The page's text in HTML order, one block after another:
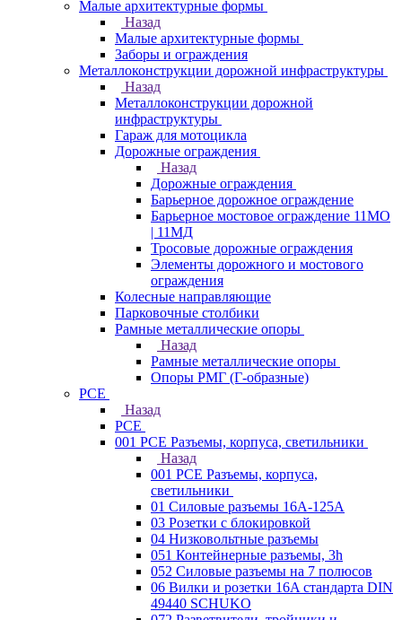
Малые архитектурные формы
Назад
Малые архитектурные формы
Заборы и ограждения
Металлоконструкции дорожной инфраструктуры
Назад
Металлоконструкции дорожной
инфраструктуры
Гараж для мотоцикла
Дорожные ограждения
Назад
Дорожные ограждения
Барьерное дорожное ограждение
Барьерное мостовое ограждение 11МО
| 11МД
Тросовые дорожные ограждения
Элементы дорожного и мостового
ограждения
Колесные направляющие
Парковочные столбики
Рамные металлические опоры
Назад
Рамные металлические опоры
Опоры РМГ (Г-образные)
PCE
Назад
PCE
001 PCE Разъемы, корпуса, светильники
Назад
001 PCE Разъемы, корпуса,
светильники
01 Силовые разъемы 16А-125А
03 Розетки с блокировкой
04 Низковольтные разъемы
051 Контейнерные разъемы, 3h
052 Силовые разъемы на 7 полюсов
06 Вилки и розетки 16A стандарта DIN
49440 SCHUKO